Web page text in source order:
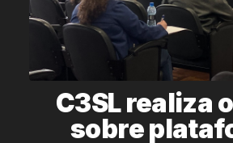
C3SL realiza
sobre